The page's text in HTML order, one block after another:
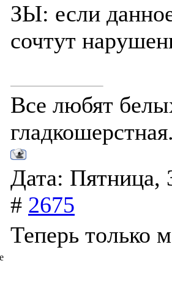
ЗЫ: если
сочтут
Все любят
Дата: Пятница,
# 2675
Теперь только